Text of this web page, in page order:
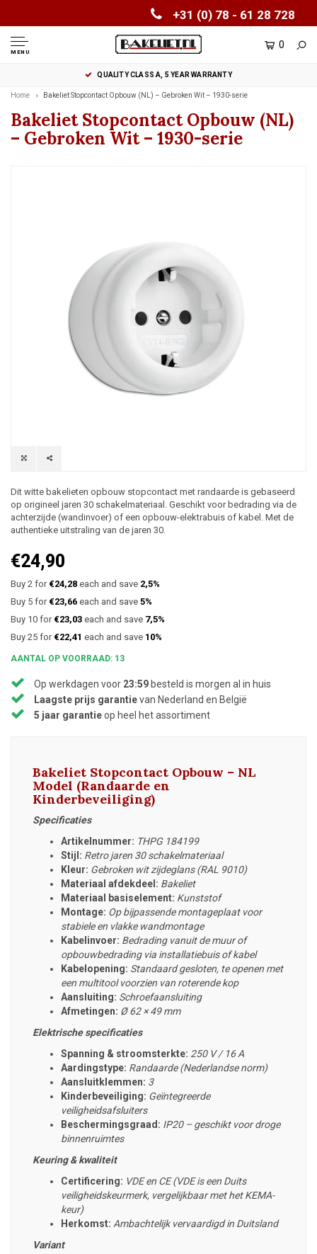
+31 (0) 78 - 61 28 728
MENU
0
QUALITY CLASS A, 5 YEAR WARRANTY
Home Bakeliet Stopcontact Opbouw (NL) – Gebroken Wit – 1930-serie
Bakeliet Stopcontact Opbouw (NL)
– Gebroken Wit – 1930-serie
Dit witte bakelieten opbouw stopcontact met randaarde is gebaseerd
op origineel jaren 30 schakelmateriaal. Geschikt voor bedrading via de
achterzijde (wandinvoer) of een opbouw-elektrabuis of kabel. Met de
authentieke uitstraling van de jaren 30.
€24,90
Buy 2 for €24,28 each and save 2,5%
Buy 5 for €23,66 each and save 5%
Buy 10 for €23,03 each and save 7,5%
Buy 25 for €22,41 each and save 10%
AANTAL OP VOORRAAD: 13
Op werkdagen voor 23:59 besteld is morgen al in huis
Laagste prijs garantievan Nederland en België
5 jaar garantieop heel het assortiment
Bakeliet Stopcontact Opbouw – NL
Model (Randaarde en
Kinderbeveiliging)
Specificaties
Artikelnummer: THPG 184199
Stijl: Retro jaren 30 schakelmateriaal
Kleur: Gebroken wit zijdeglans (RAL 9010)
Materiaal afdekdeel: Bakeliet
Materiaal basiselement: Kunststof
Montage: Op bijpassende montageplaat voor
stabiele en vlakke wandmontage
Kabelinvoer: Bedrading vanuit de muur of
opbouwbedrading via installatiebuis of kabel
Kabelopening: Standaard gesloten, te openen met
een multitool voorzien van roterende kop
Aansluiting: Schroefaansluiting
Afmetingen: Ø 62 × 49 mm
Elektrische specificaties
Spanning & stroomsterkte: 250 V / 16 A
Aardingstype: Randaarde (Nederlandse norm)
Aansluitklemmen: 3
Kinderbeveiliging: Geïntegreerde
veiligheidsafsluiters
Beschermingsgraad: IP20 – geschikt voor droge
binnenruimtes
Keuring & kwaliteit
Certificering: VDE en CE (VDE is een Duits
veiligheidskeurmerk, vergelijkbaar met het KEMA-
keur)
Herkomst: Ambachtelijk vervaardigd in Duitsland
Variant